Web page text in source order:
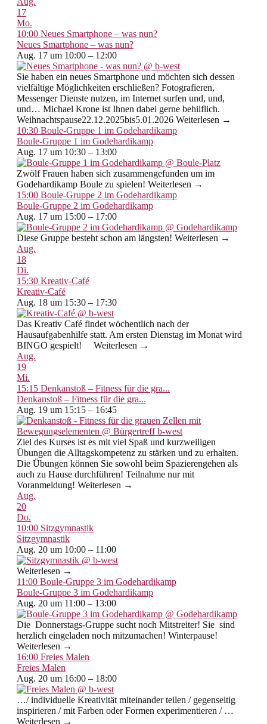
17
Mo.
10:00 Neues Smartphone – was nun?
Neues Smartphone – was nun?
Aug. 17 um 10:00 – 12:00
Sie haben ein neues Smartphone und möchten sich dessen
vielfältige Möglichkeiten erschließen? Fotografieren,
Messenger Dienste nutzen, im Internet surfen und, und,
und… Michael Krone ist Ihnen dabei gerne behilflich.
Weihnachtspause22.12.2025bis5.01.2026 Weiterlesen →
10:30 Boule-Gruppe 1 im Godehardikamp
Boule-Gruppe 1 im Godehardikamp
Aug. 17 um 10:30 – 13:00
Zwölf Frauen haben sich zusammengefunden um im
Godehardikamp Boule zu spielen! Weiterlesen →
15:00 Boule-Gruppe 2 im Godehardikamp
Boule-Gruppe 2 im Godehardikamp
Aug. 17 um 15:00 – 17:00
Diese Gruppe besteht schon am längsten! Weiterlesen →
Aug.
18
Di.
15:30 Kreativ-Café
Kreativ-Café
Aug. 18 um 15:30 – 17:30
Das Kreativ Café findet wöchentlich nach der
Hausaufgabenhilfe statt. Am ersten Dienstag im Monat wird
BINGO gespielt! Weiterlesen →
Aug.
19
Mi.
15:15 Denkanstoß – Fitness für die gra...
Denkanstoß – Fitness für die gra...
Aug. 19 um 15:15 – 16:45
Ziel des Kurses ist es mit viel Spaß und kurzweiligen
Übungen die Alltagskompetenz zu stärken und zu erhalten.
Die Übungen können Sie sowohl beim Spazierengehen als
auch zu Hause durchführen! Teilnahme nur mit
Voranmeldung! Weiterlesen →
Aug.
20
Do.
10:00 Sitzgymnastik
Sitzgymnastik
Aug. 20 um 10:00 – 11:00
Weiterlesen →
11:00 Boule-Gruppe 3 im Godehardikamp
Boule-Gruppe 3 im Godehardikamp
Aug. 20 um 11:00 – 13:00
Die Donnerstags-Gruppe sucht noch Mitstreiter! Sie sind
herzlich eingeladen noch mitzumachen! Winterpause!
Weiterlesen →
16:00 Freies Malen
Freies Malen
Aug. 20 um 16:00 – 18:00
…/ individuelle Kreativität miteinander teilen / gegenseitig
inspirieren / mit Farben oder Formen experimentieren / …
Weiterlesen →